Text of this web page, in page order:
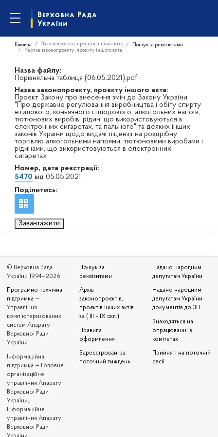
Головна Законопроєкти, проєкти інших актів
Пошук за реквізитами
Картка законопроєкту, проєкту іншого акта
Назва файлу:
Порівняльна таблиця (06.05.2021).pdf
Назва законопроєкту, проєкту іншого акта:
Проєкт Закону про внесення змін до Закону України
"Про державне регулювання виробництва і обігу спирту
етилового, коньячного і плодового, алкогольних напоїв,
тютюнових виробів, рідин, що використовуються в
електронних сигаретах, та пального" та деяких інших
законів України щодо видачі ліцензії на роздрібну
торгівлю алкогольними напоями, тютюновими виробами і
рідинами, що використовуються в електронних
сигаретах
Номер, дата реєстрації:
5470 від 05.05.2021
Поділитись:
Завантажити
© Верховна Рада
України 1994—2026
Програмно-технічна
підтримка —
Управління
комп'ютеризованих
систем Апарату
Верховної Ради
України
Iнформаційна
підтримка — Головне
організаційне
управління Апарату
Верховної Ради
України,
Інформаційне
управління Апарату
Верховної Ради
України
Пошук за
реквізитами
Архів
законопроєктів,
проєктів інших актів
за ( III – IX скл.)
Правила
оформлення
Зареєстровані за
поточний тиждень
Надано народним
депутатам України
Надано народним
депутатам України
документів до ЗП
Знаходяться на
опрацюванні в
комітетах
Прийняті на поточній
сесії